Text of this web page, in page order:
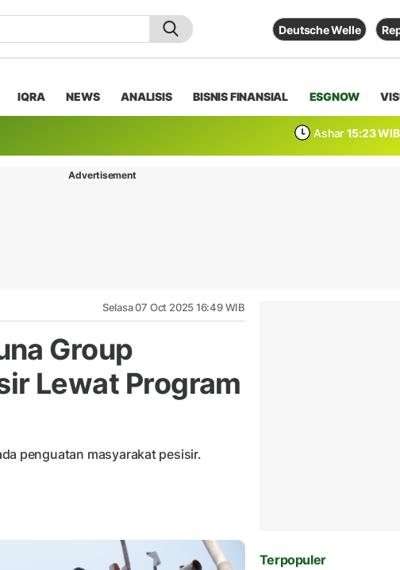
Deutsche Welle
IQRA NEWS ANALISIS BISNIS FINANSIAL ESGNOW
Ashar 15:23 WIB
Advertisement
Selasa 07 Oct 2025 16:49 WIB
Group
Lewat Program
penguatan masyarakat pesisir.
Terpopuler